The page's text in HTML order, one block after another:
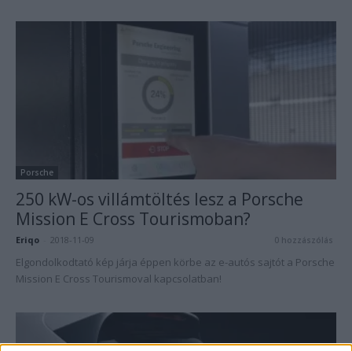
Porsche
250 kW-os villámtöltés lesz a Porsche
Mission E Cross Tourismoban?
Eriqo 2018-11-09 0 hozzászólás
Elgondolkodtató kép járja éppen körbe az e-autós sajtót a Porsche
Mission E Cross Tourismoval kapcsolatban!